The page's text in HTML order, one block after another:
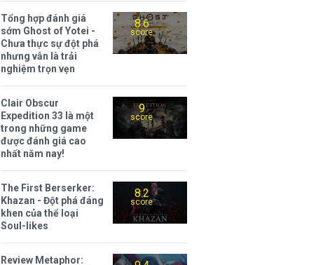
8.6
score
Tổng hợp đánh giá
sớm Ghost of Yotei -
Chưa thực sự đột phá
nhưng vẫn là trải
nghiệm trọn vẹn
9
score
Clair Obscur
Expedition 33 là một
trong những game
được đánh giá cao
nhất năm nay!
8.2
score
The First Berserker:
Khazan - Đột phá đáng
khen của thể loại
Soul-likes
Review Metaphor: